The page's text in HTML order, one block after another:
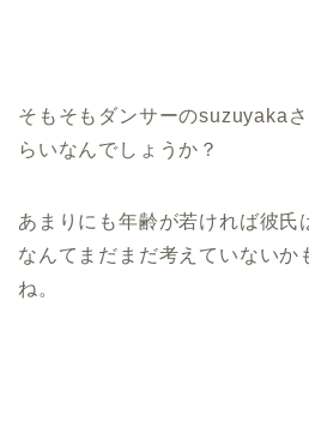
そもそもダンサーのsuzuyaka
らいなんでしょうか？
あまりにも年齢が若ければ彼氏
なんてまだまだ考えていないか
ね。